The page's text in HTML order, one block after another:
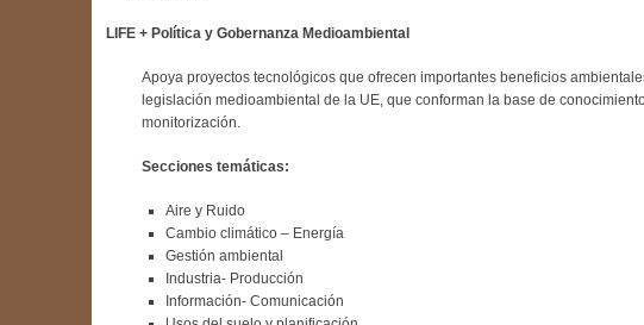
LIFE + Política y Gobernanza Medioambiental
Apoya proyectos tecnológicos que ofrecen importantes beneficios
legislación medioambiental de la UE, que conforman la base de
monitorización.
Secciones temáticas:
Aire y Ruido
Cambio climático – Energía
Gestión ambiental
Industria- Producción
Información- Comunicación